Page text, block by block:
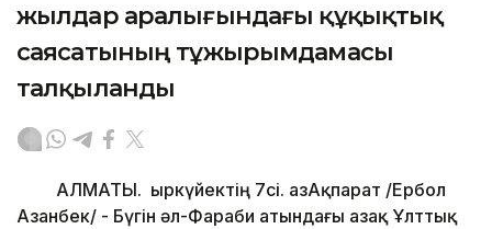
жылдар аралығындағы құқықтық
саясатының тұжырымдамасы
талқыланды
АЛМАТЫ. Қыркүйектің 7сі. ҚазАқпарат /Ербол
Азанбек/ - Бүгін әл-Фараби атындағы Қазақ Ұлттық